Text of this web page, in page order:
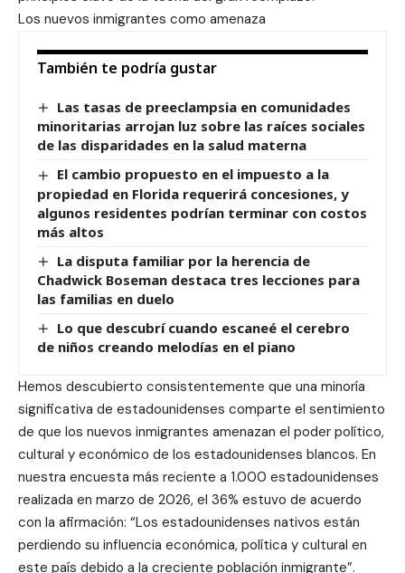
Los nuevos inmigrantes como amenaza
También te podría gustar
Las tasas de preeclampsia en comunidades
minoritarias arrojan luz sobre las raíces sociales
de las disparidades en la salud materna
El cambio propuesto en el impuesto a la
propiedad en Florida requerirá concesiones, y
algunos residentes podrían terminar con costos
más altos
La disputa familiar por la herencia de
Chadwick Boseman destaca tres lecciones para
las familias en duelo
Lo que descubrí cuando escaneé el cerebro
de niños creando melodías en el piano
Hemos descubierto consistentemente que una minoría
significativa de estadounidenses comparte el sentimiento
de que los nuevos inmigrantes amenazan el poder político,
cultural y económico de los estadounidenses blancos. En
nuestra encuesta más reciente a 1.000 estadounidenses
realizada en marzo de 2026, el 36% estuvo de acuerdo
con la afirmación: “Los estadounidenses nativos están
perdiendo su influencia económica, política y cultural en
este país debido a la creciente población inmigrante”.